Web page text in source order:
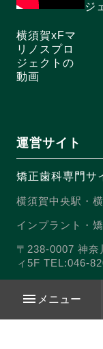
menu メニュー
横須賀xFマ
リノスプロ
ジェクトの
動画
ジ
運営サイト
矯正歯科専門サ
横須賀中央駅・
インプラント・
〒238-0007 神奈
ィ5F TEL:046-